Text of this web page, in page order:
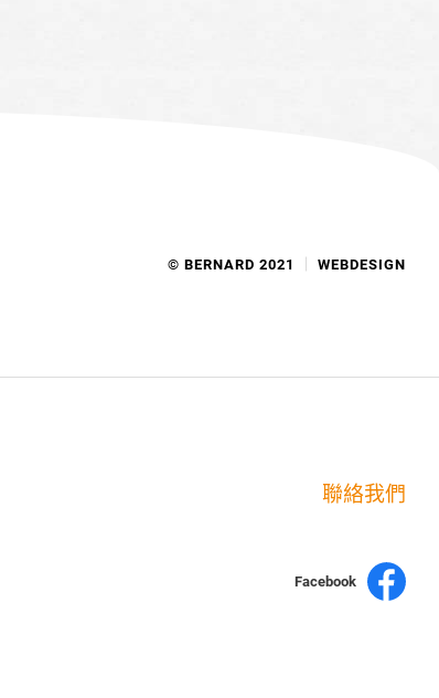
© BERNARD 2021 WEBDESIGN
聯絡我們
Facebook